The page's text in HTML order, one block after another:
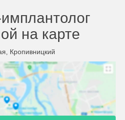
на карте
Кропивницкий